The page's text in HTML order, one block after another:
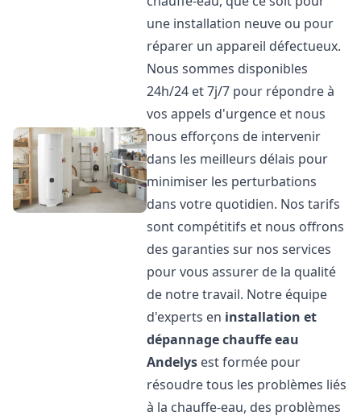
une installation neuve ou pour
réparer un appareil défectueux.
Nous sommes disponibles
24h/24 et 7j/7 pour répondre à
vos appels d'urgence et nous
nous efforçons de intervenir
dans les meilleurs délais pour
minimiser les perturbations
dans votre quotidien. Nos tarifs
sont compétitifs et nous offrons
des garanties sur nos services
pour vous assurer de la qualité
de notre travail. Notre équipe
d'experts en installation et
dépannage chauffe eau
Andelys est formée pour
résoudre tous les problèmes liés
à la chauffe-eau, des problèmes